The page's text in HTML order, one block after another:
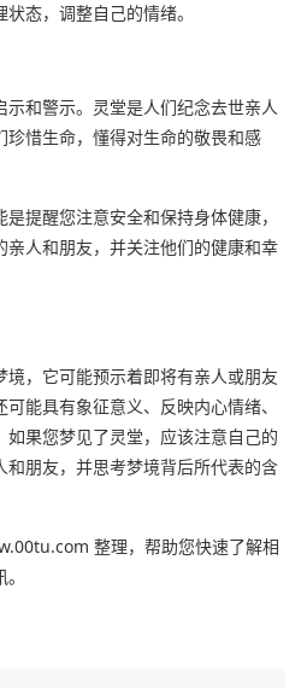
态，调整自己的情绪。
和警示。灵堂是人们纪念去世亲人
惜生命，懂得对生命的敬畏和感
提醒您注意安全和保持身体健康，
人和朋友，并关注他们的健康和幸
，它可能预示着即将有亲人或朋友
能具有象征意义、反映内心情绪、
果您梦见了灵堂，应该注意自己的
和朋友，并思考梦境背后所代表的含
整理，帮助您快速了解相